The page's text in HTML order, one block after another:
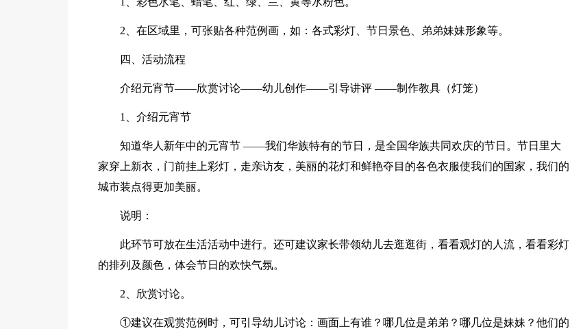
2、在区域里，可张贴各种范例画，如：各式彩灯、节日景色、弟弟妹妹形象等。
四、活动流程
介绍元宵节——欣赏讨论——幼儿创作——引导讲评 ——制作教具（灯笼）
1、介绍元宵节
知道华人新年中的元宵节 ——我们华族特有的节日，是全国华族共同欢庆的节日。节日里大
家穿上新衣，门前挂上彩灯，走亲访友，美丽的花灯和鲜艳夺目的各色衣服使我们的国家，我们的
城市装点得更加美丽。
说明：
此环节可放在生活活动中进行。还可建议家长带领幼儿去逛逛街，看看观灯的人流，看看彩灯
的排列及颜色，体会节日的欢快气氛。
2、欣赏讨论。
①建议在观赏范例时，可引导幼儿讨论：画面上有谁？哪几位是弟弟？哪几位是妹妹？他们的